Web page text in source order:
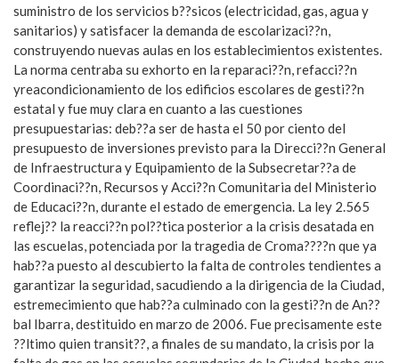
suministro de los servicios b??sicos (electricidad, gas, agua y
sanitarios) y satisfacer la demanda de escolarizaci??n,
construyendo nuevas aulas en los establecimientos existentes.
La norma centraba su exhorto en la reparaci??n, refacci??n
yreacondicionamiento de los edificios escolares de gesti??n
estatal y fue muy clara en cuanto a las cuestiones
presupuestarias: deb??a ser de hasta el 50 por ciento del
presupuesto de inversiones previsto para la Direcci??n General
de Infraestructura y Equipamiento de la Subsecretar??a de
Coordinaci??n, Recursos y Acci??n Comunitaria del Ministerio
de Educaci??n, durante el estado de emergencia. La ley 2.565
reflej?? la reacci??n pol??tica posterior a la crisis desatada en
las escuelas, potenciada por la tragedia de Croma????n que ya
hab??a puesto al descubierto la falta de controles tendientes a
garantizar la seguridad, sacudiendo a la dirigencia de la Ciudad,
estremecimiento que hab??a culminado con la gesti??n de An??
bal Ibarra, destituido en marzo de 2006. Fue precisamente este
??ltimo quien transit??, a finales de su mandato, la crisis por la